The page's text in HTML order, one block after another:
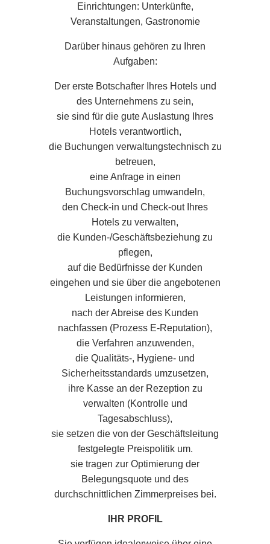
Einrichtungen: Unterkünfte,
Veranstaltungen, Gastronomie
Darüber hinaus gehören zu Ihren
Aufgaben:
Der erste Botschafter Ihres Hotels und
des Unternehmens zu sein,
sie sind für die gute Auslastung Ihres
Hotels verantwortlich,
die Buchungen verwaltungstechnisch zu
betreuen,
eine Anfrage in einen
Buchungsvorschlag umwandeln,
den Check-in und Check-out Ihres
Hotels zu verwalten,
die Kunden-/Geschäftsbeziehung zu
pflegen,
auf die Bedürfnisse der Kunden
eingehen und sie über die angebotenen
Leistungen informieren,
nach der Abreise des Kunden
nachfassen (Prozess E-Reputation),
die Verfahren anzuwenden,
die Qualitäts-, Hygiene- und
Sicherheitsstandards umzusetzen,
ihre Kasse an der Rezeption zu
verwalten (Kontrolle und
Tagesabschluss),
sie setzen die von der Geschäftsleitung
festgelegte Preispolitik um.
sie tragen zur Optimierung der
Belegungsquote und des
durchschnittlichen Zimmerpreises bei.
IHR PROFIL